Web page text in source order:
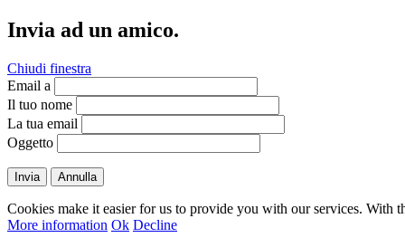
Invia ad un amico.
Chiudi finestra
Email a
Il tuo nome
La tua email
Oggetto
Invia Annulla
Cookies make it easier for us to provide you with our services. With
More information Ok Decline